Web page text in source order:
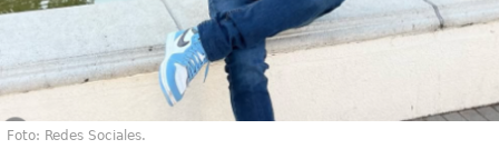
Foto: Redes Sociales.